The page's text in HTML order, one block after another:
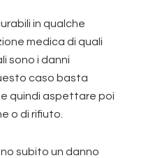
in qualche
medica di quali
sono i danni
caso basta
quindi aspettare poi
o di rifiuto.
subito un danno